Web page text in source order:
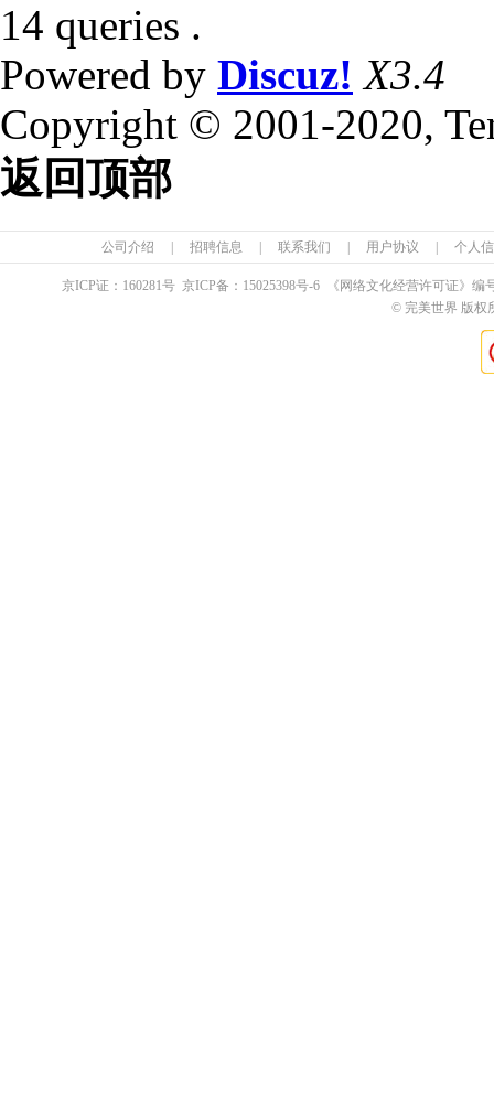
14 queries .
Powered by Discuz! X3.4
Copyright © 2001-2020,
返回顶部
公司介绍 招聘信息 联系我们 用户协议 个人
京ICP证： 160281号 京ICP备： 15025398号-6 《网络文化经营许可证》编
© 完美世界 版权